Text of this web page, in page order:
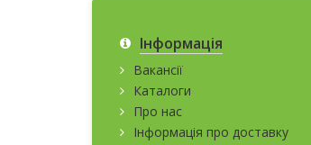
Інформація
Вакансії
Каталоги
Про нас
Інформація про доставку